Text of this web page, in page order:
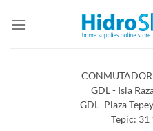
GDL - Isla
GDL- Plaza
Tepic: 31